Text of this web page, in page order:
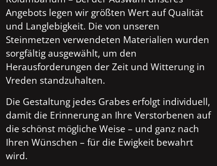
Angebots legen wir größten Wert auf Qualität
und Langlebigkeit. Die von unseren
Steinmetzen verwendeten Materialien wurden
sorgfältig ausgewählt, um den
Herausforderungen der Zeit und Witterung in
Vreden standzuhalten.
Die Gestaltung jedes Grabes erfolgt individuell,
damit die Erinnerung an Ihre Verstorbenen auf
die schönst mögliche Weise – und ganz nach
Ihren Wünschen – für die Ewigkeit bewahrt
wird.